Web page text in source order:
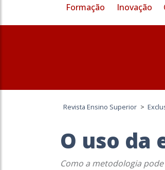
Formação Inovação
Revista Ensino Superior >
O uso da
Como a metodologia